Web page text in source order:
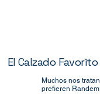
El Calzado
Muchos nos
prefieren